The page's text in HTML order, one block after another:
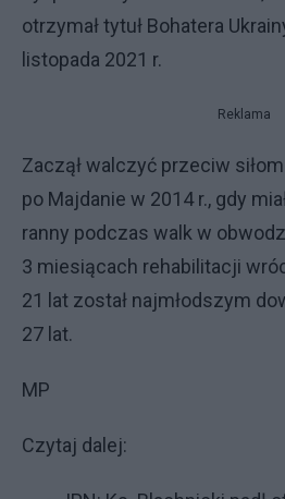
otrzymał tytuł Bohatera
listopada 2021 r.
Reklama
Zaczął walczyć przeciw
po Majdanie w 2014 r., gdy
ranny podczas walk w
3 miesiącach rehabilitacji
21 lat został najmłodszym
27 lat.
MP
Czytaj dalej: